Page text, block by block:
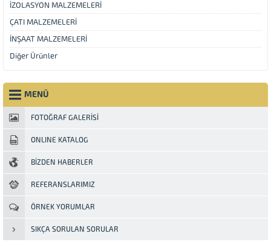
İZOLASYON MALZEMELERİ
ÇATI MALZEMELERİ
İNŞAAT MALZEMELERİ
Diğer Ürünler
MENÜ
FOTOĞRAF GALERİSİ
ONLINE KATALOG
BİZDEN HABERLER
REFERANSLARIMIZ
ÖRNEK YORUMLAR
SIKÇA SORULAN SORULAR